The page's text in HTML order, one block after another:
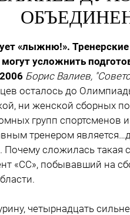
«лыжню!».
усложнить
Борис Валиев,
осталось до
ни женской сборных
групп спортсменов
тренером
Почему сложилась такая
«СС», побывавший на
четырнадцать